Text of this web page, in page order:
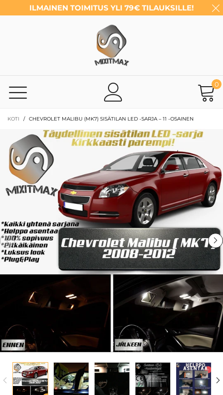
ILMAINEN TOIMITUS YLI 79€ TILAUKSILLE!
0
KOTI / CHEVROLET MALIBU (MK7) SISÄTILAN LED -SARJA – 11 -OSAINEN